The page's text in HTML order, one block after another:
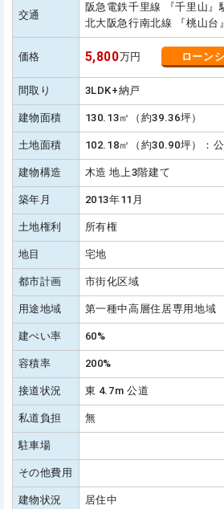
交通
阪急電鉄千里線 『千里山』
北大阪急行南北線 『桃山台
価格 5,800万円 ローン
間取り 3LDK+納戸
建物面積 130.13㎡（約39.36坪）
土地面積 102.18㎡（約30.90坪）：
建物構造 木造 地上3階建て
築年月 2013年11月
土地権利 所有権
地目 宅地
都市計画 市街化区域
用途地域 第一種中高層住居専用地域
建ぺい率 60%
容積率 200%
接道状況 東 4.7m 公道
私道負担 無
駐車場
その他費用
建物状況 居住中